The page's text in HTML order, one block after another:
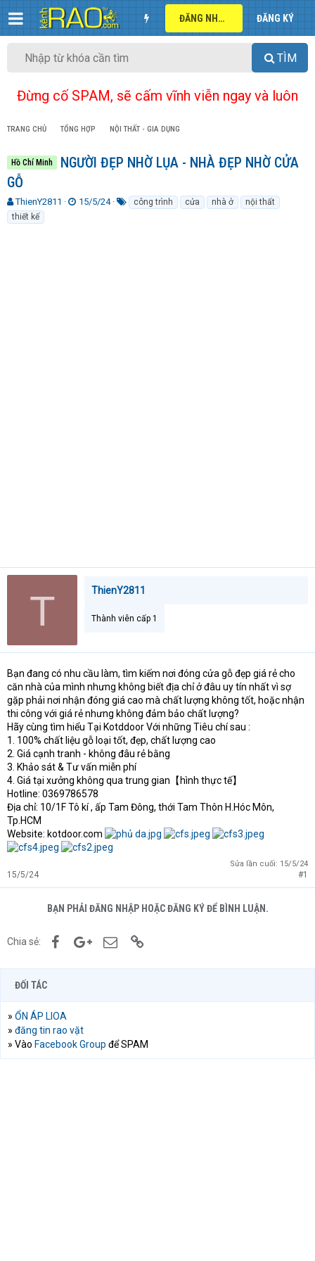
ĐĂNG NHẬP ĐĂNG KÝ
TÌM
Đừng cố SPAM, sẽ cấm vĩnh viễn ngay và luôn
TRANG CHỦ TỔNG HỢP NỘI THẤT - GIA DỤNG
Hồ Chí Minh
NGƯỜI ĐẸP NHỜ LỤA - NHÀ ĐẸP NHỜ CỬA
GỖ
T
h
r
ThienY2811
N15/5/24 công trình cửa nhà ở
nội thất
thiết kế
T ThienY2811
Thành viên cấp 1
Bạn đang có nhu cầu làm, tìm kiếm nơi đóng cửa gỗ đẹp giá rẻ cho
căn nhà của mình nhưng không biết địa chỉ ở đâu uy tín nhất vì sợ
gặp phải nơi nhận đóng giá cao mà chất lượng không tốt, hoặc nhận
thi công với giá rẻ nhưng không đảm bảo chất lượng?
Hãy cùng tìm hiểu Tại Kotddoor Với những Tiêu chí sau :
1. 100% chất liệu gỗ loại tốt, đẹp, chất lượng cao
2. Giá cạnh tranh - không đâu rẻ bằng
3. Khảo sát & Tư vấn miễn phí
4. Giá tại xưởng không qua trung gian【hình thực tế】
Hotline: 0369786578
Địa chỉ: 10/1F Tô kí , ấp Tam Đông, thới Tam Thôn H.Hóc Môn,
Tp.HCM
Website: kotdoor.com
Sửa lần cuối: 15/5/24
15/5/24 #1
BẠN PHẢI ĐĂNG NHẬP HOẶC ĐĂNG KÝ ĐỂ BÌNH LUẬN.
Chia sẻ: FacebookGoogle+Email
ĐỐI TÁC
» ỔN ÁP LIOA
» đăng tin rao vặt
» Vào Facebook Group để SPAM